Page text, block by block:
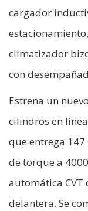
cargador
climatizador
con
Estrena un
cilindros en
que entrega 147
de torque a
automática CVT
delantera. Se